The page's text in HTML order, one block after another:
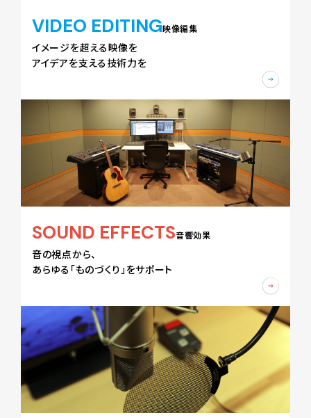
VIDEO EDITING映像編集
イメージを超える映像を
アイデアを支える技術力を
SOUND EFFECTS音響効果
音の視点から、
あらゆる「ものづくり」をサポート